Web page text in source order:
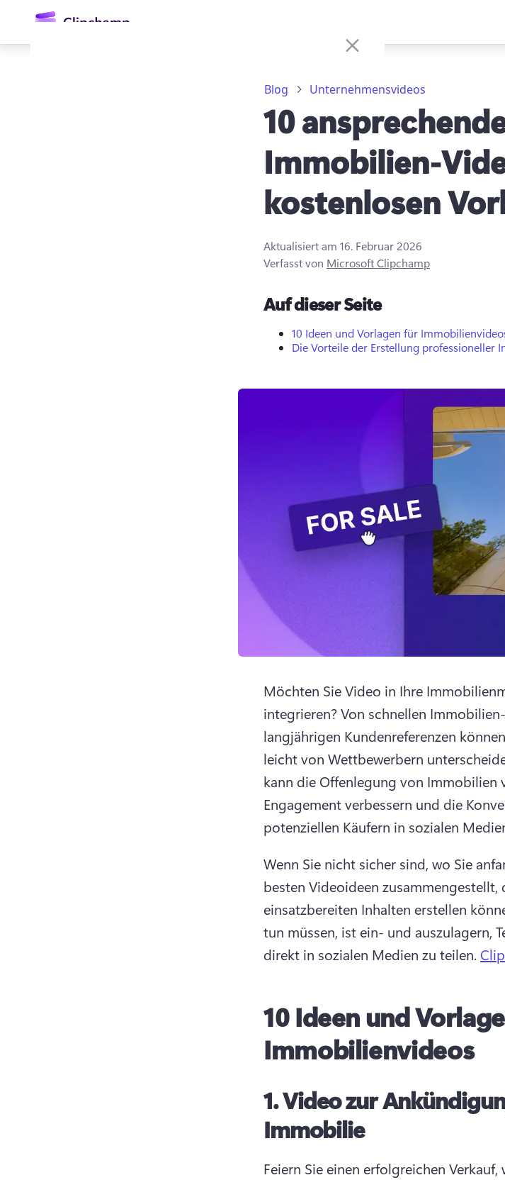
Blog Unternehmensvideos
10
Immobilien-
kostenlosen
Aktualisiert am 16. Februar 2026
Verfasst von Microsoft Clipchamp
Auf dieser Seite
10 Ideen und Vorlagen für
Die Vorteile der Erstellung professioneller
Möchten Sie Video in Ihre
integrieren? Von schnellen
langjährigen Kundenreferenzen
leicht von Wettbewerbern
kann die Offenlegung von Immobilien
Engagement verbessern und die
potenziellen Käufern in sozialen
Wenn Sie nicht sicher sind, wo Sie
besten Videoideen
einsatzbereiten Inhalten erstellen
tun müssen, ist ein- und auszulagern,
direkt in sozialen Medien zu teilen.
10 Ideen und
Immobilienvideos
1.Video zur
Immobilie
Feiern Sie einen erfolgreichen Verkauf,